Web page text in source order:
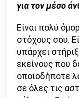
για τον μέσο
Είναι πολύ
στόχους σου.
υπάρχει
εκείνους που
οποιοδήποτε
σε όλες τις